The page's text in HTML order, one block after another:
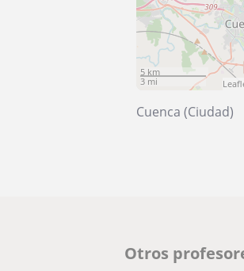
5 km
3 mi
Cuenca (Ciudad)
Otros